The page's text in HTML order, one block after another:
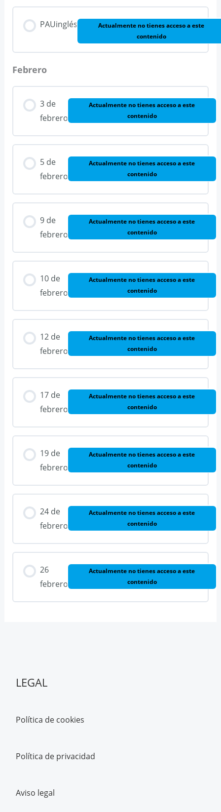
PAUinglés
Actualmente no tienes acceso a este
contenido
Febrero
3 de
febrero
Actualmente no tienes acceso a este
contenido
5 de
febrero
Actualmente no tienes acceso a este
contenido
9 de
febrero
Actualmente no tienes acceso a este
contenido
10 de
febrero
Actualmente no tienes acceso a este
contenido
12 de
febrero
Actualmente no tienes acceso a este
contenido
17 de
febrero
Actualmente no tienes acceso a este
contenido
19 de
febrero
Actualmente no tienes acceso a este
contenido
24 de
febrero
Actualmente no tienes acceso a este
contenido
26
febrero
Actualmente no tienes acceso a este
contenido
LEGAL
Política de cookies
Política de privacidad
Aviso legal